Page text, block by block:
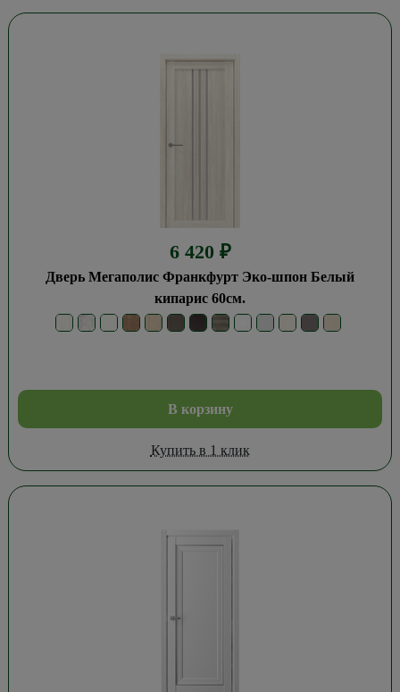
6 420 ₽
Дверь Мегаполис Франкфурт Эко-шпон Белый
кипарис 60см.
В корзину
Купить в 1 клик